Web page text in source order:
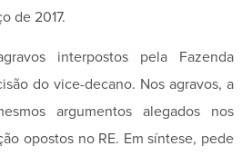
de 2017.
interpostos pela Fazenda
do vice-decano. Nos agravos, a
argumentos alegados nos
opostos no RE. Em síntese, pede